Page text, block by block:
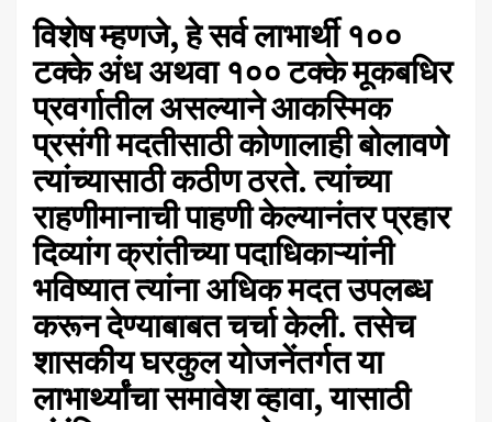
विशेष म्हणजे, हे सर्व लाभार्थी १००
टक्के अंध अथवा १०० टक्के मूकबधिर
प्रवर्गातील असल्याने आकस्मिक
प्रसंगी मदतीसाठी कोणालाही बोलावणे
त्यांच्यासाठी कठीण ठरते. त्यांच्या
राहणीमानाची पाहणी केल्यानंतर प्रहार
दिव्यांग क्रांतीच्या पदाधिकाऱ्यांनी
भविष्यात त्यांना अधिक मदत उपलब्ध
करून देण्याबाबत चर्चा केली. तसेच
शासकीय घरकुल योजनेंतर्गत या
लाभार्थ्यांचा समावेश व्हावा, यासाठी